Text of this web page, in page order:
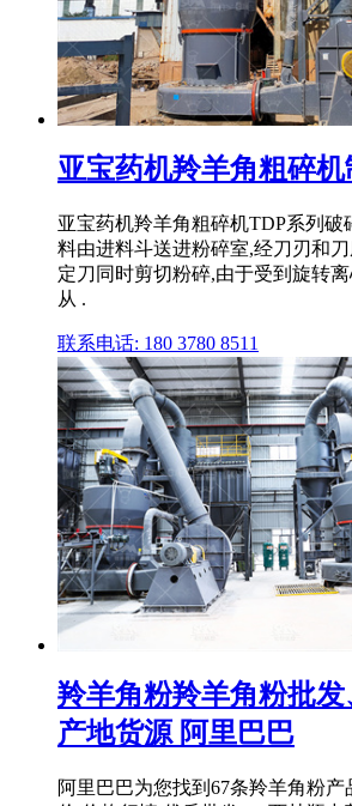
亚宝药机羚羊角粗碎机
亚宝药机羚羊角粗碎机TDP系列破
料由进料斗送进粉碎室,经刀刃和
定刀同时剪切粉碎,由于受到旋转
从 .
联系电话: 180 3780 8511
羚羊角粉羚羊角粉批发
产地货源 阿里巴巴
阿里巴巴为您找到67条羚羊角粉